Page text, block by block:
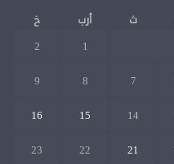
ث أرب
خ
1
2
7
8
9
14
15
16
21
22
23